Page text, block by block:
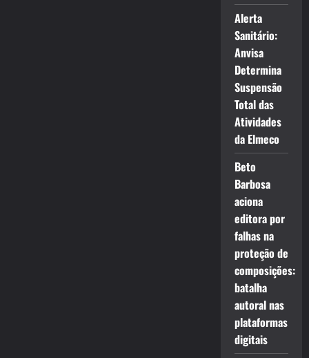
Alerta
Sanitário:
Anvisa
Determina
Suspensão
Total das
Atividades
da Elmeco
Beto
Barbosa
aciona
editora por
falhas na
proteção de
composições:
batalha
autoral nas
plataformas
digitais